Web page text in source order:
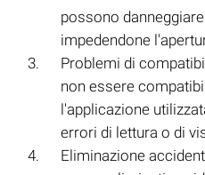
possono
impedendone
Problemi di
non essere
l'applicazione
errori di lettura o di
Eliminazione